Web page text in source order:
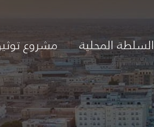
السلطة المحلية مشروع